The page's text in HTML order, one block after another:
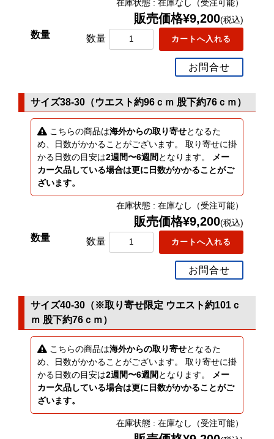
在庫状態 : 在庫なし（受注可能）
販売価格¥9,200(税込)
数量
お問合せ
サイズ38-30（ウエスト約96ｃｍ 股下約76ｃｍ）
こちらの商品は海外からの取り寄せとなるた
め、日数がかかることがございます。 取り寄せに掛
かる日数の目安は2週間〜6週間 となります。
メー
カー欠品している場合は更に日数がかかることがご
ざいます。
在庫状態 : 在庫なし（受注可能）
販売価格¥9,200(税込)
数量
お問合せ
サイズ40-30（※取り寄せ限定 ウエスト約101ｃ
ｍ 股下約76ｃｍ）
こちらの商品は海外からの取り寄せとなるた
め、日数がかかることがございます。 取り寄せに掛
かる日数の目安は2週間〜6週間 となります。
メー
カー欠品している場合は更に日数がかかることがご
ざいます。
在庫状態 : 在庫なし（受注可能）